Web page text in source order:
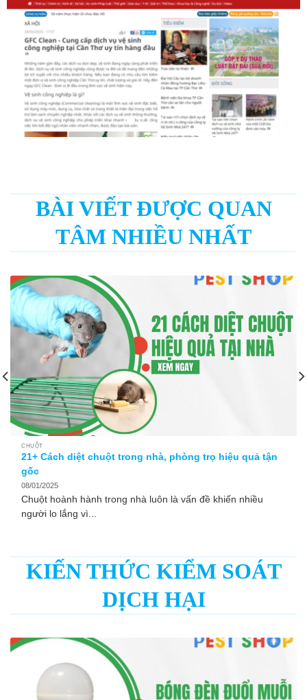
BÀI VIẾT ĐƯỢC QUAN
CHUỘT
21+ Cách diệt chuột trong nhà, phòng trọ hiệu quả tận
gốc
08/01/2025
KIẾN THỨC KIỂM SOÁT